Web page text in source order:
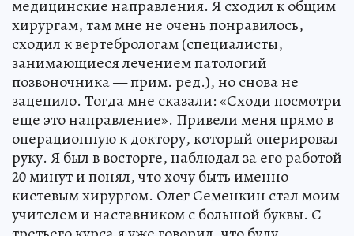
медицинские направления. Я сходил к общим
хирургам, там мне не очень понравилось,
сходил к вертебрологам (специалисты,
занимающиеся лечением патологий
позвоночника — прим. ред.), но снова не
зацепило. Тогда мне сказали: «Сходи посмотри
еще это направление». Привели меня прямо в
операционную к доктору, который оперировал
руку. Я был в восторге, наблюдал за его работой
20 минут и понял, что хочу быть именно
кистевым хирургом. Олег Семенкин стал моим
учителем и наставником с большой буквы. С